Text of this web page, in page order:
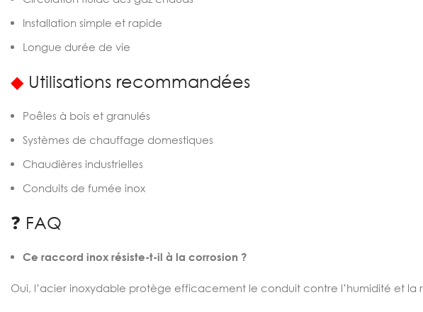
Installation simple et rapide
Longue durée de vie
◆Utilisations recommandées
Poêles à bois et granulés
Systèmes de chauffage domestiques
Chaudières industrielles
Conduits de fumée inox
❓ FAQ
Ce raccord inox résiste-t-il à la corrosion ?
Oui, l’acier inoxydable protège efficacement le conduit contre l’humidité et la